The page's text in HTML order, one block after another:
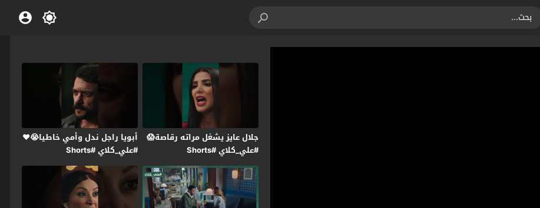
جلال عايز يشغل مراته رقاصة😱
#علي_كلاي #Shorts
أبويا راجل ندل وأمي خاطيا😭❤️
#علي_كلاي #Shorts